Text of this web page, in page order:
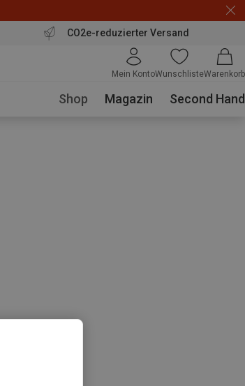
CO2e-reduzierter Versand
Mein KontoWunschlisteWarenkorb
Shop Magazin Second Hand